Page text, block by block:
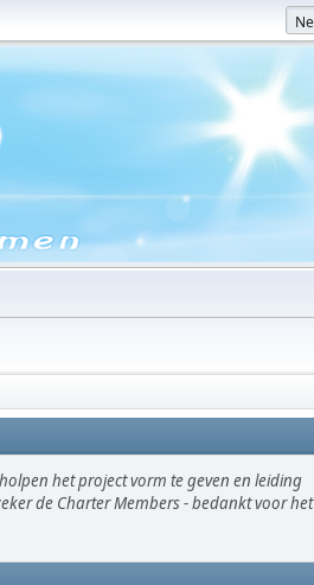
het project vorm te geven en leiding
de Charter Members - bedankt voor het